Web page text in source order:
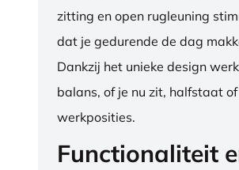
zitting en open rugleuning
dat je gedurende de dag
Dankzij het unieke design
balans, of je nu zit, halfstaat
werkposities.
Functionaliteit